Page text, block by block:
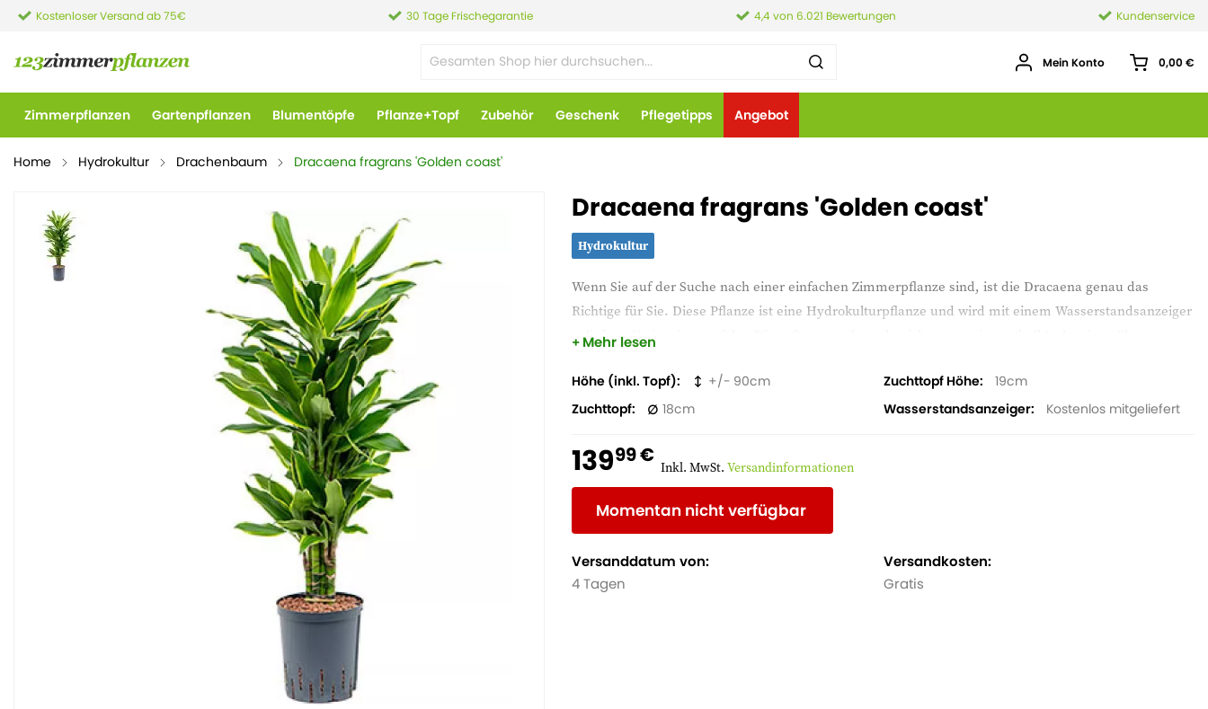
Kostenloser Versand ab 75€ 30 Tage Frischegarantie 4,4 von 6.021 Bewertungen Kundenservice
Mein Konto 0,00 €
Zimmerpflanzen Gartenpflanzen Blumentöpfe Pflanze+Topf Zubehör Geschenk Pflegetipps Angebot
Home Hydrokultur Drachenbaum Dracaena fragrans 'Golden coast'
Dracaena fragrans 'Golden coast'
Hydrokultur
Wenn Sie auf der Suche nach einer einfachen Zimmerpflanze sind, ist die Dracaena genau das
Richtige für Sie. Diese Pflanze ist eine Hydrokulturpflanze und wird mit einem Wasserstandsanzeiger
geliefert. Sie ist eine perfekte Büropflanze und macht sich gut an einem (halb)schattigen Platz.
Mehr lesen
Höhe (inkl. Topf) 90 Zuchttopf Höhe
19
Zuchttopf
18 Wasserstandsanzeiger Kostenlos mitgeliefert
13999 € Inkl. MwSt.Versandinformationen
Momentan nicht verfügbar
Versanddatum von:
4 Tagen
Versandkosten:
Gratis